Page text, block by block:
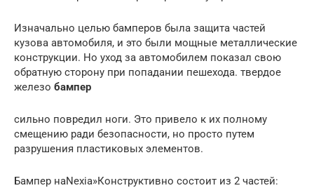
Изначально целью бамперов была защита частей
кузова автомобиля, и это были мощные металлические
конструкции. Но уход за автомобилем показал свою
обратную сторону при попадании пешехода. твердое
железо бампер
сильно повредил ноги. Это привело к их полному
смещению ради безопасности, но просто путем
разрушения пластиковых элементов.
Бампер наNexia»Конструктивно состоит из 2 частей: